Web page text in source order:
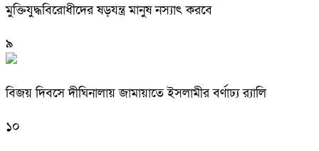
মুক্তিযুদ্ধবিরোধীদের ষড়যন্ত্র মানুষ নস্যাৎ করবে
৯
বিজয় দিবসে দীঘিনালায় জামায়াতে ইসলামীর বর্ণাঢ্য র‍্যালি
১০